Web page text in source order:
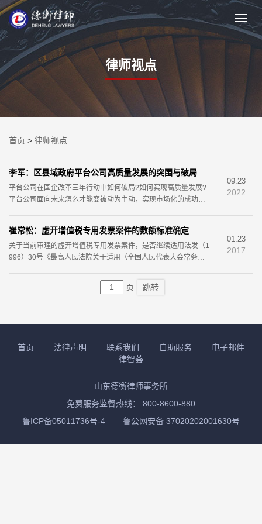
律师视点
首页 > 律师视点
李军：区县域政府平台公司高质量发展的突围与破局
平台公司在国企改革三年行动中如何破局?如何实现高质量发展?
平台公司面向未来怎么才能变被动为主动，实现市场化的成功转
09.23
2022
崔常松：虚开增值税专用发票案件的数额标准确定
关于当前审理的虚开增值税专用发票案件，是否继续适用法发（1
996）30号《最高人民法院关于适用（全国人民代表大会常务委
01.23
2017
页 跳转
首页 法律声明 联系我们 自助服务
电子邮件
律智荟
山东德衡律师事务所
免费服务监督热线： 800-8600-880
鲁ICP备05011736号-4
鲁公网安备 37020202001630号